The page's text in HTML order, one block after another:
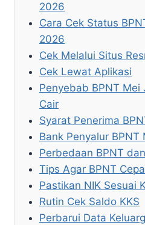
2026
Cara Cek Status
2026
Cek Melalui Situs
Cek Lewat Aplikasi
Penyebab BPNT Mei
Cair
Syarat Penerima
Bank Penyalur BPNT
Perbedaan BPNT
Tips Agar BPNT
Pastikan NIK Sesuai
Rutin Cek Saldo KKS
Perbarui Data